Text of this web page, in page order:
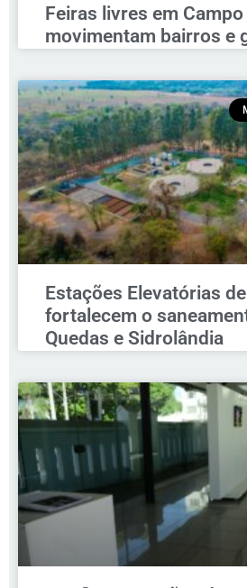
Feiras livres em
movimentam bairros e
Estações Elevatórias
fortalecem o
Quedas e Sidrolândia